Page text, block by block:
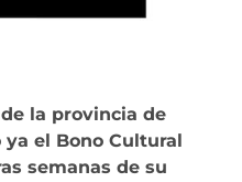
la provincia de
el Bono Cultural
semanas de su